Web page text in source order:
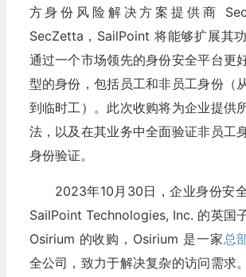
方身份风险解决方案提供商
SecZetta，SailPoint 将能够扩展其
通过一个市场领先的身份安全平台更
型的身份，包括员工和非员工身份（
到临时工）。此次收购将为企业提供
法，以及在其业务中全面验证非员工
身份验证。
2023年10月30日，企业身份安
SailPoint Technologies, Inc. 的英国
Osirium 的收购，Osirium 是一家总
全公司，致力于解决复杂的访问需求